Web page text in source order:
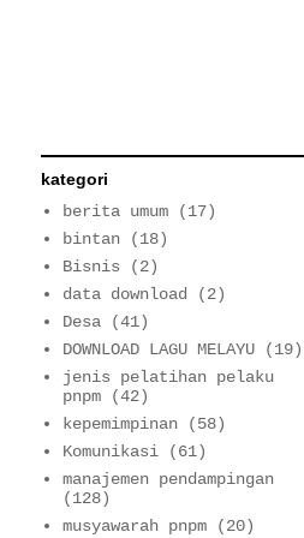
kategori
berita umum
(17)
bintan
(18)
Bisnis
(2)
data download
(2)
Desa
(41)
DOWNLOAD LAGU MELAYU
(19)
jenis pelatihan pelaku
pnpm
(42)
kepemimpinan
(58)
Komunikasi
(61)
manajemen pendampingan
(128)
musyawarah pnpm
(20)